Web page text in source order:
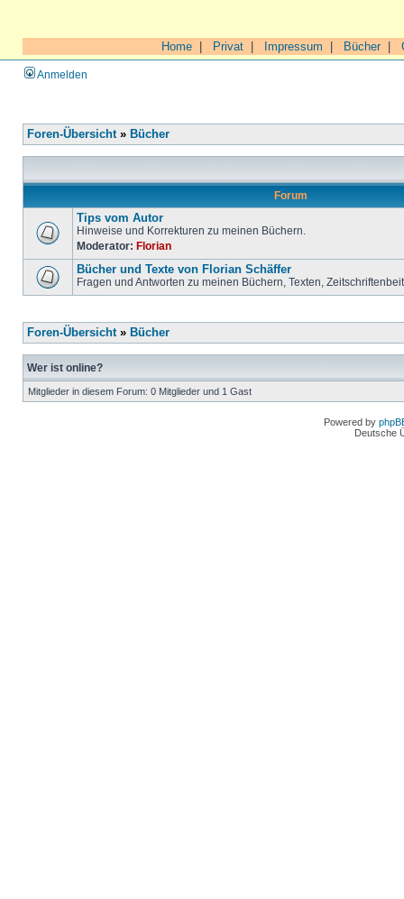
Home Privat Impressum Bücher|
Anmelden
Foren-Übersicht» Bücher
Forum
Tips vom Autor
Hinweise und Korrekturen zu meinen Büchern.
Moderator: Florian
Bücher und Texte von Florian Schäffer
Fragen und Antworten zu meinen Büchern, Texten,
Foren-Übersicht» Bücher
Wer ist online?
Mitglieder in diesem Forum: 0 Mitglieder und 1 Gast
Powered by
Deutsche